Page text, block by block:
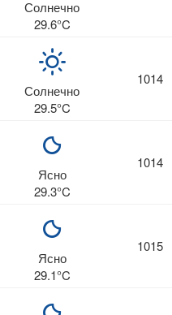
Солнечно
29.6°C
Солнечно
29.5°C
1014
Ясно
29.3°C
1014
Ясно
29.1°C
1015